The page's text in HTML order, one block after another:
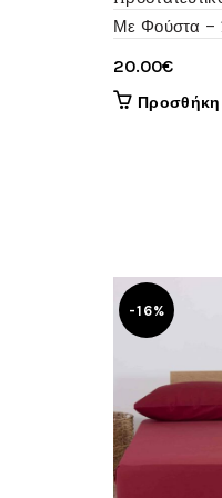
Με Φούστα –
20.00€
Προσθήκη
-16%